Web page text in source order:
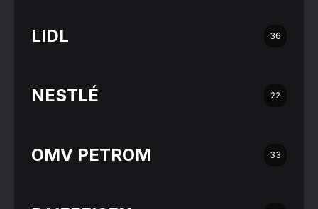
LIDL 36
NESTLÉ 22
OMV PETROM 33